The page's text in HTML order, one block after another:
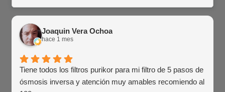
Joaquin Vera Ochoa
hace 1 mes
Tiene todos los filtros purikor para mi filtro de 5 pasos de
ósmosis inversa y atención muy amables recomiendo al